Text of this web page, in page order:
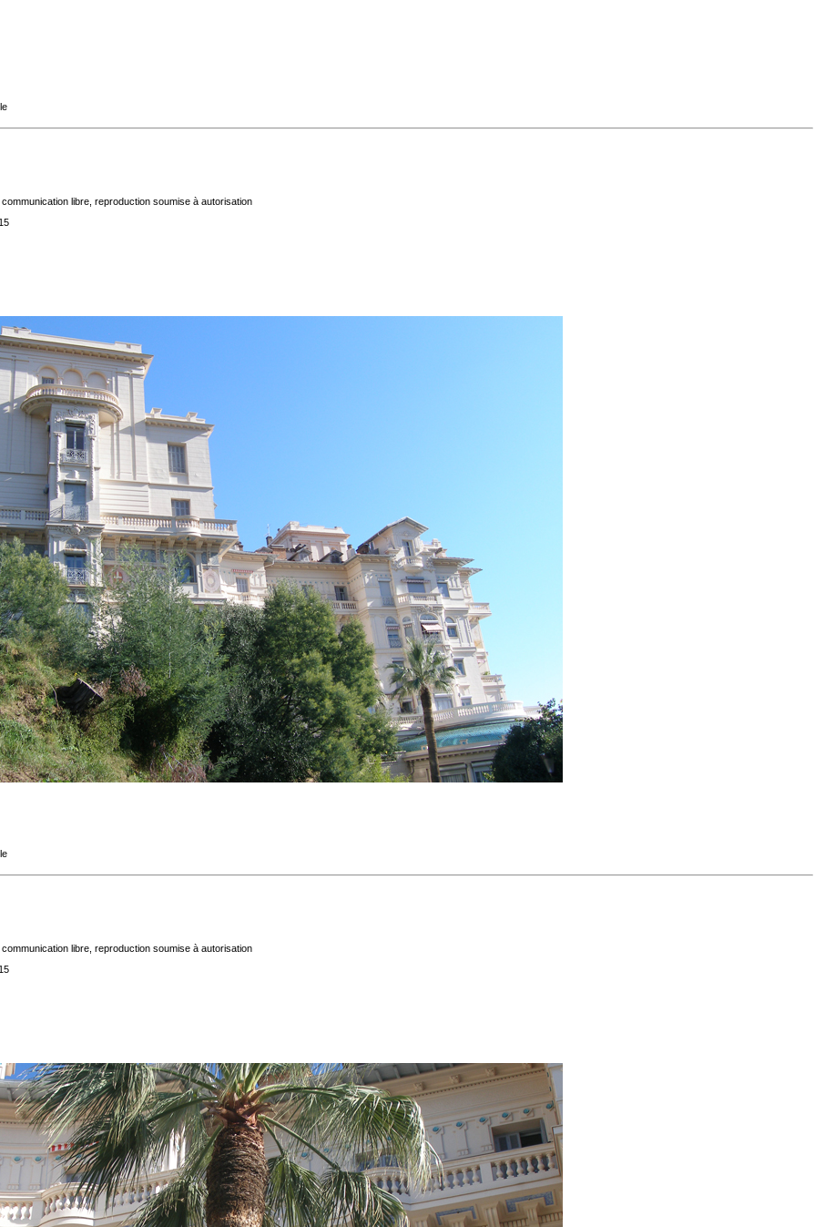
libre, reproduction soumise à autorisation
libre, reproduction soumise à autorisation